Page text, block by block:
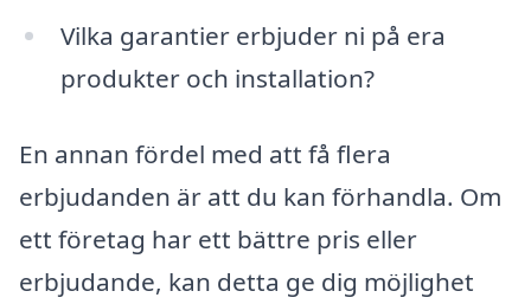
Vilka garantier erbjuder ni på era
produkter och installation?
En annan fördel med att få flera
erbjudanden är att du kan förhandla. Om
ett företag har ett bättre pris eller
erbjudande, kan detta ge dig möjlighet